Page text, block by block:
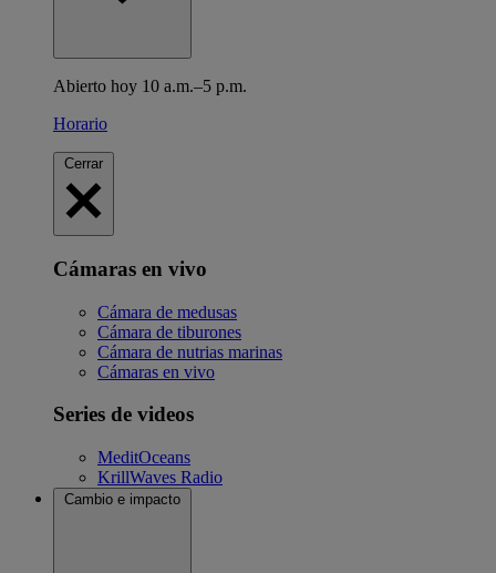
Abierto hoy 10 a.m.–5 p.m.
Horario
Cerrar
Cámaras en vivo
Cámara de medusas
Cámara de tiburones
Cámara de nutrias marinas
Cámaras en vivo
Series de videos
MeditOceans
KrillWaves Radio
Cambio e impacto